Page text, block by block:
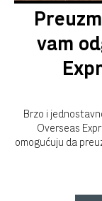
vam
Brzo i
Overseas
omogućuju da